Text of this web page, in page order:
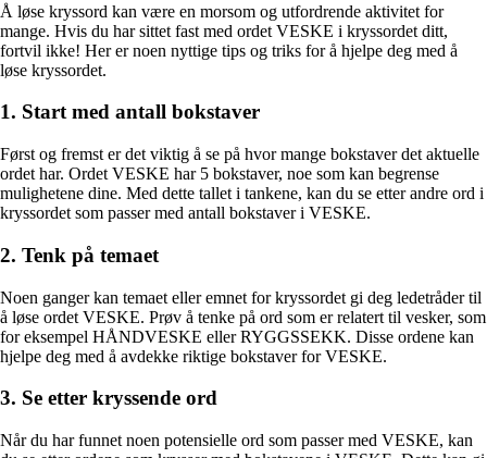
Å løse kryssord kan være en morsom og utfordrende aktivitet for
mange. Hvis du har sittet fast med ordet VESKE i kryssordet ditt,
fortvil ikke! Her er noen nyttige tips og triks for å hjelpe deg med å
løse kryssordet.
1. Start med antall bokstaver
Først og fremst er det viktig å se på hvor mange bokstaver det aktuelle
ordet har. Ordet VESKE har 5 bokstaver, noe som kan begrense
mulighetene dine. Med dette tallet i tankene, kan du se etter andre ord i
kryssordet som passer med antall bokstaver i VESKE.
2. Tenk på temaet
Noen ganger kan temaet eller emnet for kryssordet gi deg ledetråder til
å løse ordet VESKE. Prøv å tenke på ord som er relatert til vesker, som
for eksempel HÅNDVESKE eller RYGGSSEKK. Disse ordene kan
hjelpe deg med å avdekke riktige bokstaver for VESKE.
3. Se etter kryssende ord
Når du har funnet noen potensielle ord som passer med VESKE, kan